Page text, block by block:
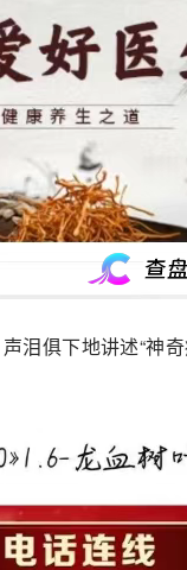
泪俱下地讲述“神